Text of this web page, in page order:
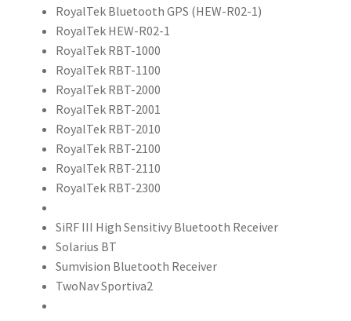
RoyalTek Bluetooth GPS (HEW-R02-1)
RoyalTek HEW-R02-1
RoyalTek RBT-1000
RoyalTek RBT-1100
RoyalTek RBT-2000
RoyalTek RBT-2001
RoyalTek RBT-2010
RoyalTek RBT-2100
RoyalTek RBT-2110
RoyalTek RBT-2300
SiRF III High Sensitivy Bluetooth Receiver
Solarius BT
Sumvision Bluetooth Receiver
TwoNav Sportiva2